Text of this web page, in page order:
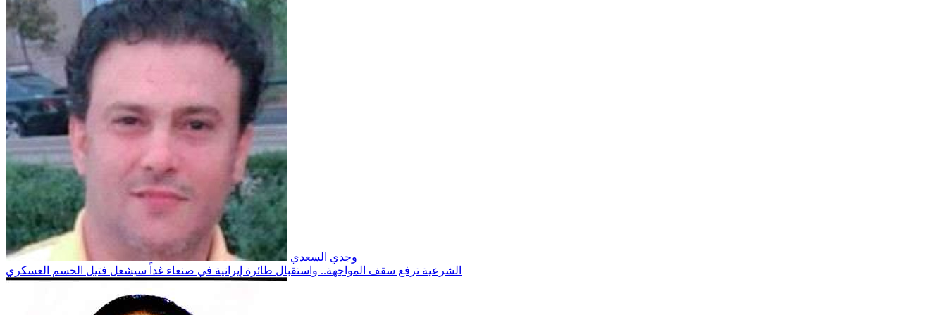
وجدي السعدي
الشرعية ترفع سقف المواجهة.. واستقبال طائرة إيرانية في صنعاء غداً سيشعل فتيل الحسم العسكري